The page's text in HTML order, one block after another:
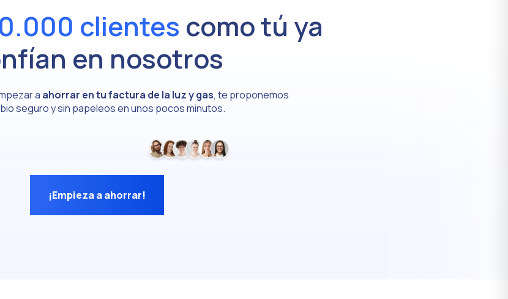
clientes como tú ya
en nosotros
a ahorrar en tu factura de la luz y gas, te proponemos
seguro y sin papeleos en unos pocos minutos.
¡Empieza a ahorrar!